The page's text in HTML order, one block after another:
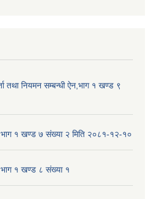
तथा नियमन सम्बन्धी ऐन,भाग १ खण्ड ९
भाग १ खण्ड ७ संख्या २ मिति २०८१-१२-१०
भाग १ खण्ड ८ संख्या १